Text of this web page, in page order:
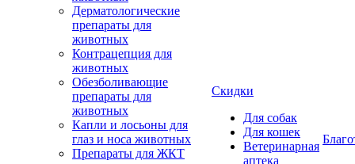
Дерматологические
препараты для
животных
Контрацепция для
животных
Обезболивающие
препараты для
животных
Капли и лосьоны для
глаз и носа животных
Препараты для ЖКТ
Скидки
Для собак
Для кошек
Ветеринарная
аптека